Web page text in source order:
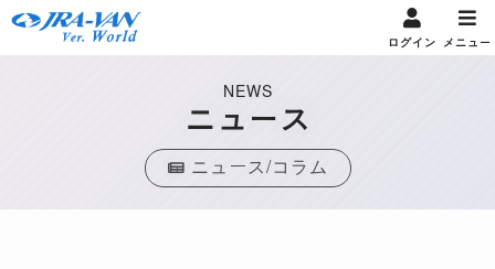
ログイン メニュー
NEWS
ニュース
ニュース/コラム